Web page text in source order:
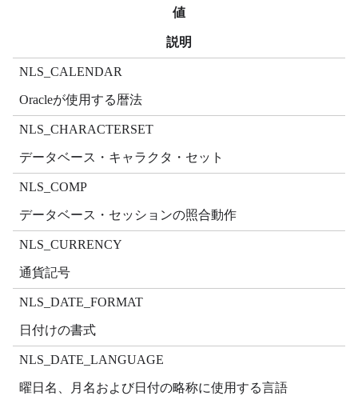
値
説明
NLS_CALENDAR
Oracleが使用する暦法
NLS_CHARACTERSET
データベース・キャラクタ・セット
NLS_COMP
データベース・セッションの照合動作
NLS_CURRENCY
通貨記号
NLS_DATE_FORMAT
日付けの書式
NLS_DATE_LANGUAGE
曜日名、月名および日付の略称に使用する言語